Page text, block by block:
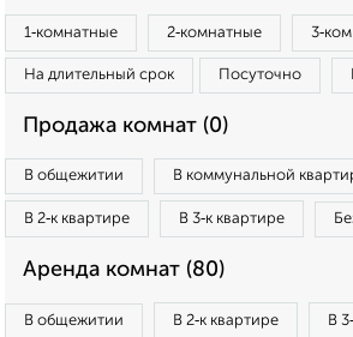
1‑комнатные 2‑комнатные
На длительный срок Посуточно
Продажа комнат (0)
В общежитии В коммунальной
В 2‑к квартире В 3‑к квартире
Аренда комнат (80)
В общежитии В 2‑к квартире В